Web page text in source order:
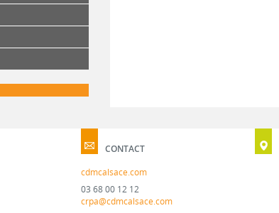
CONTACT
cdmcalsace.com
03 68 00 12 12
crpa@cdmcalsace.com